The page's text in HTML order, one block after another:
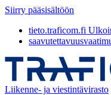
Siirry pääsisältöön
tieto.traficom.fi
Liikenne- ja viestintävirasto